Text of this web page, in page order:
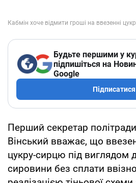
Будьте першими у
підпишіться на
Google
Підписатися
Перший секретар
Вінський вважає, що
цукру-сирцю під виглядом
сировини без сплати